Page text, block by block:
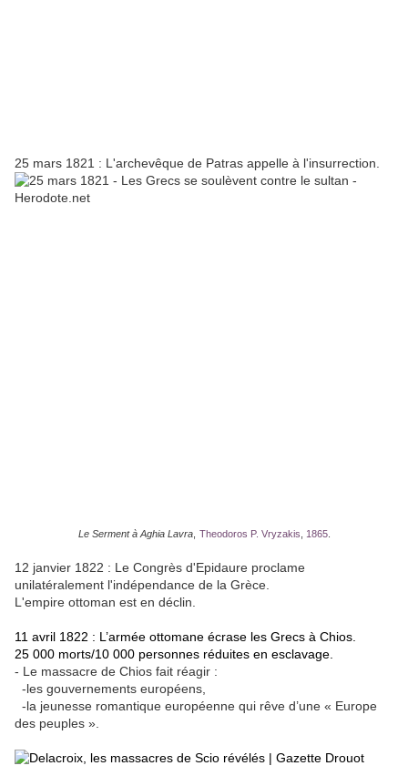
25 mars 1821 : L'archevêque de Patras appelle à l'insurrection.
Le Serment à Aghia Lavra, Theodoros P. Vryzakis 1865.
12 janvier 1822 : Le Congrès d'Epidaure proclame
unilatéralement l'indépendance de la Grèce.
L'empire ottoman est en déclin.
11 avril 1822 : L’armée ottomane écrase les Grecs à Chios.
25 000 morts/10 000 personnes réduites en esclavage.
- Le massacre de Chios fait réagir :
-les gouvernements européens,
-la jeunesse romantique européenne qui rêve d’une « Europe
des peuples ».